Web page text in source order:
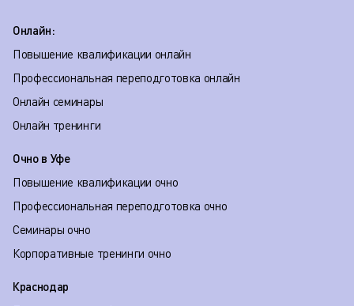
Онлайн:
Повышение квалификации онлайн
Профессиональная переподготовка онлайн
Онлайн семинары
Онлайн тренинги
Очно в Уфе
Повышение квалификации очно
Профессиональная переподготовка очно
Семинары очно
Корпоративные тренинги очно
Краснодар